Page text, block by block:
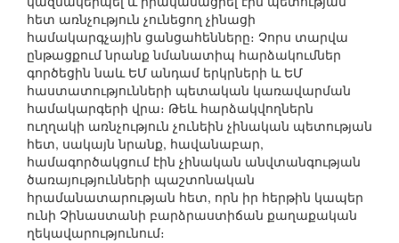
հետ առնչություն չունեցող չինացի
համակարգչային ցանցահենները։ Չորս տարվա
ընթացքում նրանք նմանատիպ հարձակումներ
գործեցին նաև ԵՄ անդամ երկրների և ԵՄ
հաստատությունների պետական կառավարման
համակարգերի վրա։ Թեև հարձակվողներն
ուղղակի առնչություն չունեին չինական պետության
հետ, սակայն նրանք, հավանաբար,
համագործակցում էին չինական անվտանգության
ծառայությունների պաշտոնական
հրամանատարության հետ, որն իր հերթին կապեր
ունի Չինաստանի բարձրաստիճան քաղաքական
ղեկավարությունում։